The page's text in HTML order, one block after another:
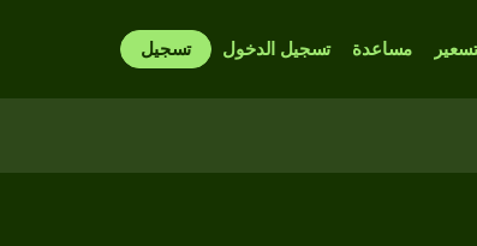
مساعدة تسجيل الدخول تسجيل